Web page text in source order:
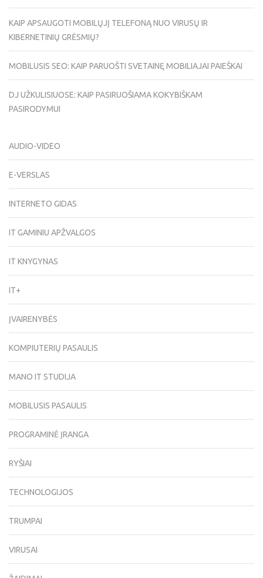
KAIP APSAUGOTI MOBILŲJĮ TELEFONĄ NUO VIRUSŲ IR
KIBERNETINIŲ GRĖSMIŲ?
MOBILUSIS SEO: KAIP PARUOŠTI SVETAINĘ MOBILIAJAI PAIEŠKAI
DJ UŽKULISIUOSE: KAIP PASIRUOŠIAMA KOKYBIŠKAM
PASIRODYMUI
AUDIO-VIDEO
E-VERSLAS
INTERNETO GIDAS
IT GAMINIU APŽVALGOS
IT KNYGYNAS
IT+
ĮVAIRENYBĖS
KOMPIUTERIŲ PASAULIS
MANO IT STUDIJA
MOBILUSIS PASAULIS
PROGRAMINĖ ĮRANGA
RYŠIAI
TECHNOLOGIJOS
TRUMPAI
VIRUSAI